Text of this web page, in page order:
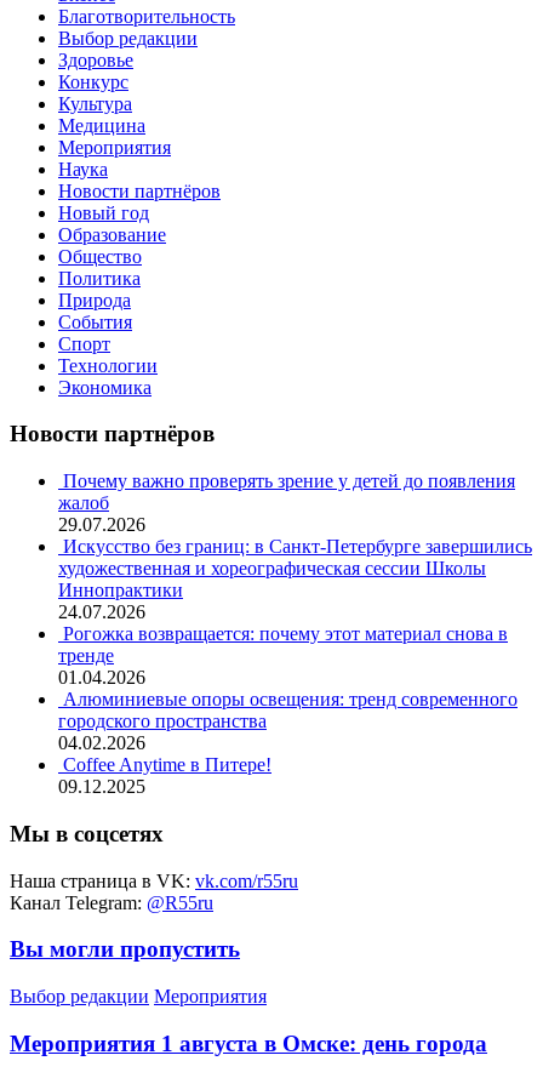
Благотворительность
Выбор редакции
Здоровье
Конкурс
Культура
Медицина
Мероприятия
Наука
Новости партнёров
Новый год
Образование
Общество
Политика
Природа
События
Спорт
Технологии
Экономика
Новости партнёров
Почему важно проверять зрение у детей до появления
жалоб
29.07.2026
Искусство без границ: в Санкт-Петербурге завершились
художественная и хореографическая сессии Школы
Иннопрактики
24.07.2026
Рогожка возвращается: почему этот материал снова в
тренде
01.04.2026
Алюминиевые опоры освещения: тренд современного
городского пространства
04.02.2026
Coffee Anytime в Питере!
09.12.2025
Мы в соцсетях
Наша страница в VK: vk.com/r55ru
Канал Telegram: @R55ru
Вы могли пропустить
Выбор редакции Мероприятия
Мероприятия 1 августа в Омске: день города